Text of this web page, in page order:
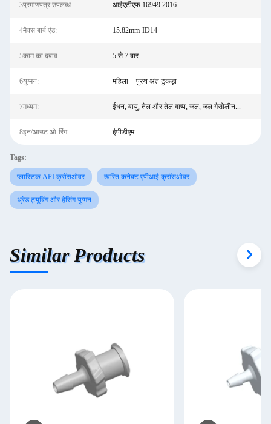
3प्रमाणपत्र उपलब्ध: आईएटीएफ 16949:2016
4मैक्स बार्ब एंड: 15.82mm-ID14
5काम का दबाव: 5 से 7 बार
6युग्मन: महिला + पुरुष अंत टुकड़ा
7मध्यम: ईंधन, वायु, तेल और तेल वाष्प, जल, जल गैसोलीन...
8इन/आउट ओ-रिंग: ईपीडीएम
Tags:
प्लास्टिक API क्रॉसओवर त्वरित कनेक्ट एपीआई क्रॉसओवर
थ्रेड ट्यूबिंग और हेसिंग युग्मन
Similar Products